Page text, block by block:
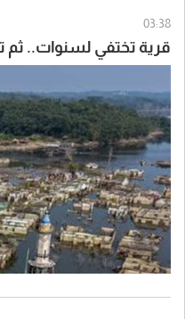
03:38
قرية تختفي لسنوات.. ثم